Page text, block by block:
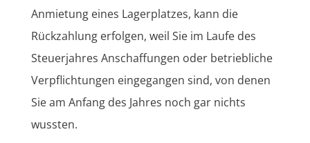
Anmietung eines Lagerplatzes, kann die
Rückzahlung erfolgen, weil Sie im Laufe des
Steuerjahres Anschaffungen oder betriebliche
Verpflichtungen eingegangen sind, von denen
Sie am Anfang des Jahres noch gar nichts
wussten.